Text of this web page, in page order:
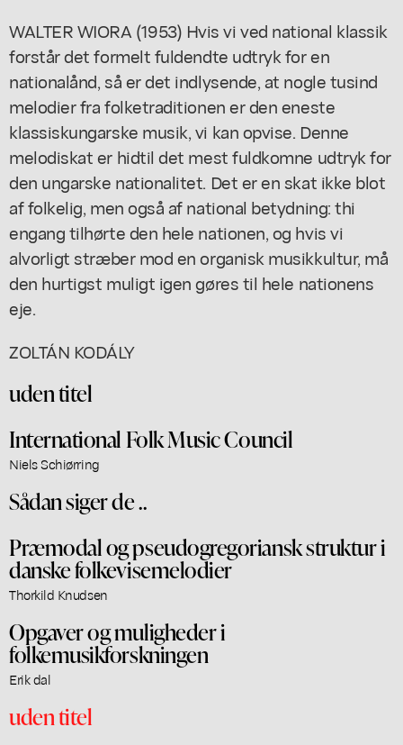
WALTER WIORA (1953) Hvis vi ved national klassik
forstår det formelt fuldendte udtryk for en
nationalånd, så er det indlysende, at nogle tusind
melodier fra folketraditionen er den eneste
klassiskungarske musik, vi kan opvise. Denne
melodiskat er hidtil det mest fuldkomne udtryk for
den ungarske nationalitet. Det er en skat ikke blot
af folkelig, men også af national betydning: thi
engang tilhørte den hele nationen, og hvis vi
alvorligt stræber mod en organisk musikkultur, må
den hurtigst muligt igen gøres til hele nationens
eje.
ZOLTÁN KODÁLY
uden titel
International Folk Music Council
Niels Schiørring
Sådan siger de ..
Præmodal og pseudogregoriansk struktur i
danske folkevisemelodier
Thorkild Knudsen
Opgaver og muligheder i
folkemusikforskningen
Erik dal
uden titel